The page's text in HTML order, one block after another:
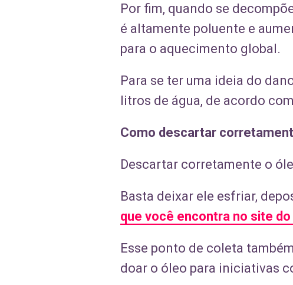
Por fim, quando se
é altamente poluente e
para o aquecimento global.
Para se ter uma ideia do
litros de água, de acordo
Como descartar
Descartar corretamente o
Basta deixar ele esfriar,
que você encontra no site do
Esse ponto de coleta
doar o óleo para iniciativas